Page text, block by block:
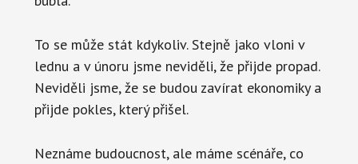
To se může stát kdykoliv. Stejně jako vloni v
lednu a v únoru jsme neviděli, že přijde propad.
Neviděli jsme, že se budou zavírat ekonomiky a
přijde pokles, který přišel.
Neznáme budoucnost, ale máme scénáře, co